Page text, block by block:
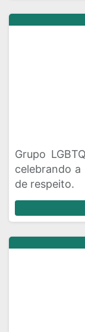
Grupo
celebrando
de respeito.